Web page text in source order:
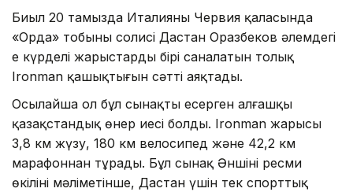
Биыл 20 тамызда Италияның Червия қаласында
«Орда» тобының солисі Дастан Оразбеков әлемдегі
ең күрделі жарыстардың бірі саналатын толық
Ironman қашықтығын сәтті аяқтады.
Осылайша ол бұл сынақты еңсерген алғашқы
қазақстандық өнер иесі болды. Ironman жарысы
3,8 км жүзу, 180 км велосипед және 42,2 км
марафоннан тұрады. Бұл сынақ Әншінің ресми
өкілінің мәліметінше, Дастан үшін тек спорттық